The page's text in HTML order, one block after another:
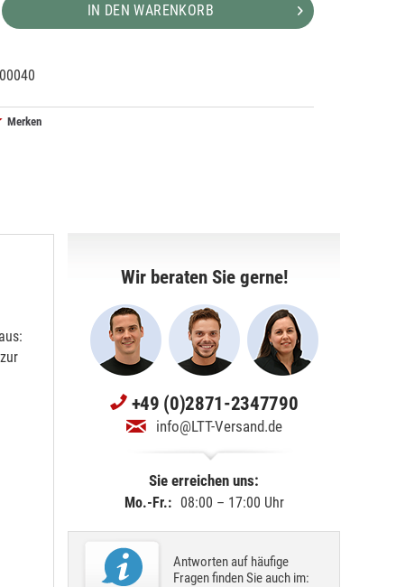
IN DEN WARENKORB
Merken
Wir beraten Sie gerne!
+49 (0)2871-2347790
info@LTT-Versand.de
Sie erreichen uns:
Mo.-Fr.: 08:00 – 17:00 Uhr
Antworten auf häufige
Fragen finden Sie auch im: